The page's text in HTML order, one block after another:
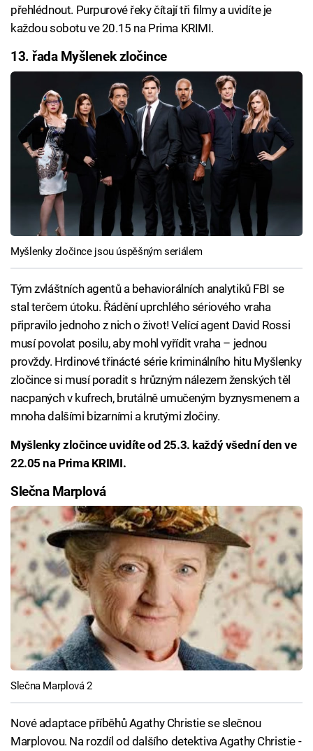
přehlédnout. Purpurové řeky čítají tři filmy a uvidíte je
každou sobotu ve 20.15 na Prima KRIMI.
13. řada Myšlenek zločince
Myšlenky zločince jsou úspěšným seriálem
Tým zvláštních agentů a behaviorálních analytiků FBI se
stal terčem útoku. Řádění uprchlého sériového vraha
připravilo jednoho z nich o život! Velící agent David Rossi
musí povolat posilu, aby mohl vyřídit vraha – jednou
provždy. Hrdinové třinácté série kriminálního hitu Myšlenky
zločince si musí poradit s hrůzným nálezem ženských těl
nacpaných v kufrech, brutálně umučeným byznysmenem a
mnoha dalšími bizarními a krutými zločiny.
Myšlenky zločince uvidíte od 25.3. každý všední den ve
22.05 na Prima KRIMI.
Slečna Marplová
Slečna Marplová 2
Nové adaptace příběhů Agathy Christie se slečnou
Marplovou. Na rozdíl od dalšího detektiva Agathy Christie -